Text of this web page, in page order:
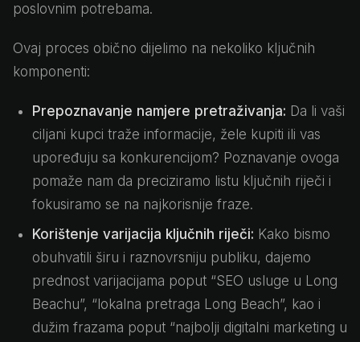
poslovnim potrebama.
Ovaj proces obično dijelimo na nekoliko ključnih
komponenti:
Prepoznavanje namjere pretraživanja: Da li vaši
ciljani kupci traže informacije, žele kupiti ili vas
upoređuju sa konkurencijom? Poznavanje ovoga
pomaže nam da preciziramo listu ključnih riječi i
fokusiramo se na najkorisnije fraze.
Korištenje varijacija ključnih riječi: Kako bismo
obuhvatili širu i raznovrsniju publiku, dajemo
prednost varijacijama poput “SEO usluge u Long
Beachu”, “lokalna pretraga Long Beach”, kao i
dužim frazama poput “najbolji digitalni marketing u